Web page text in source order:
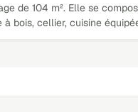
de 104 m². Elle se
bois, cellier, cuisine